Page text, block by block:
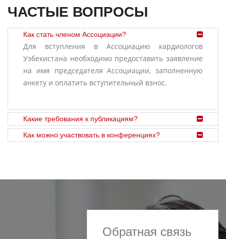
ЧАСТЫЕ ВОПРОСЫ
Как стать членом Ассоциации?
Для вступления в Ассоциацию кардиологов
Узбекистана необходимо предоставить заявление
на имя председателя Ассоциации, заполненную
анкету и оплатить вступительный взнос.
Какие требования к публикациям?
Как можно участвовать в конференциях?
Обратная связь